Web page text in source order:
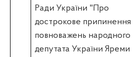
Ради України "Про
дострокове припинення
повноважень народного
депутата України Яреми